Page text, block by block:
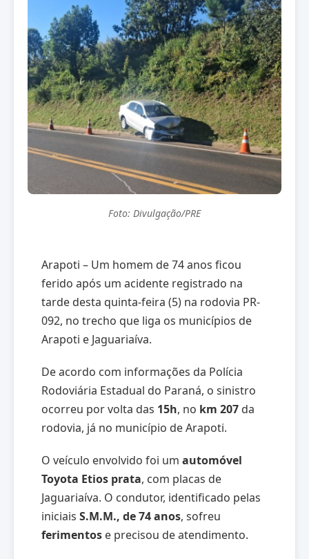
Foto: Divulgação/PRE
Arapoti – Um homem de 74 anos ficou
ferido após um acidente registrado na
tarde desta quinta-feira (5) na rodovia PR-
092, no trecho que liga os municípios de
Arapoti e Jaguariaíva.
De acordo com informações da Polícia
Rodoviária Estadual do Paraná, o sinistro
ocorreu por volta das 15h, no km 207 da
rodovia, já no município de Arapoti.
O veículo envolvido foi um automóvel
Toyota Etios prata, com placas de
Jaguariaíva. O condutor, identificado pelas
iniciais S.M.M., de 74 anos, sofreu
ferimentos e precisou de atendimento.